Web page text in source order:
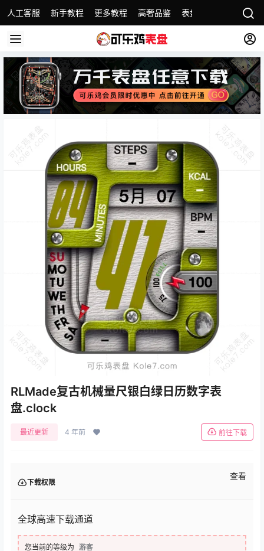
人工客服 新手教程 更多教程 高奢品鉴 表盘精选 名表故事
RLMade复古机械量尺银白绿日历数字表
盘.clock
最近更新 4 年前 前往下载
下载权限
查看
全球高速下载通道
您当前的等级为 游客